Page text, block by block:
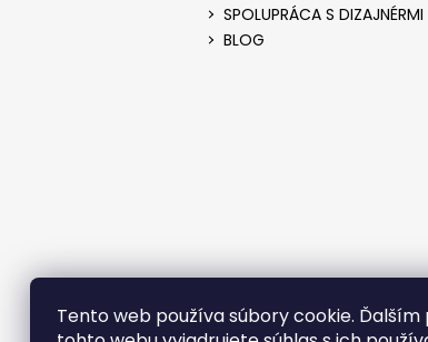
Tento web používa súbory cookie.
SPOLUPRÁCA S DIZAJNÉRMI
BLOG
VYTVORENÉ V SPOLUPRÁCI S KVALITNYESHOP.SK